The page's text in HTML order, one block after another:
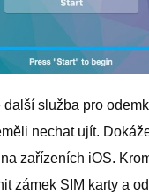
další služba pro
nechat ujít.
zařízeních iOS.
zámek SIM karty a